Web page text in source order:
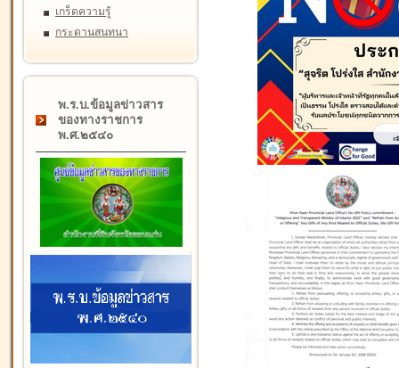
เกร็ดความรู้
กระดานสนทนา
พ.ร.บ.ข้อมูลข่าวสาร
ของทางราชการ
พ.ศ.๒๕๔๐